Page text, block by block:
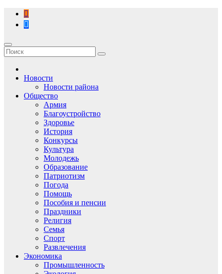
Перейти
содержимому
Новости
Новости района
Общество
Армия
Благоустройство
Здоровье
История
Конкурсы
Культура
Молодежь
Образование
Патриотизм
Погода
Помощь
Пособия и пенсии
Праздники
Религия
Семья
Спорт
Развлечения
Экономика
Промышленность